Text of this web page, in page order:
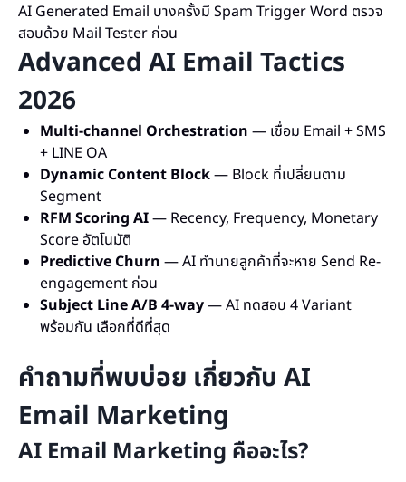
AI Generated Email บางครั้งมี Spam Trigger Word ตรวจ
สอบด้วย Mail Tester ก่อน
Advanced AI Email Tactics
2026
Multi-channel Orchestration — เชื่อม Email + SMS
+ LINE OA
Dynamic Content Block— Block ที่เปลี่ยนตาม
Segment
RFM Scoring AI— Recency, Frequency, Monetary
Score อัตโนมัติ
Predictive Churn — AI ทำนายลูกค้าที่จะหาย Send Re-
engagement ก่อน
Subject Line A/B 4-way— AI ทดสอบ 4 Variant
พร้อมกัน เลือกที่ดีที่สุด
คำถามที่พบบ่อย เกี่ยวกับ AI
Email Marketing
AI Email Marketing คืออะไร?